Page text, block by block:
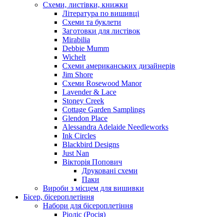
Схеми, листівки, книжки
Література по вишивці
Схеми та буклети
Заготовки для листівок
Mirabilia
Debbie Mumm
Wichelt
Схеми американських дизайнерів
Jim Shore
Cхеми Rosewood Manor
Lavender & Lace
Stoney Creek
Cottage Garden Samplings
Glendon Place
Alessandra Adelaide Needleworks
Ink Circles
Blackbird Designs
Just Nan
Вікторія Попович
Друковані схеми
Паки
Вироби з місцем для вишивки
Бісер, бісероплетіння
Набори для бісероплетіння
Ріоліс (Росія)